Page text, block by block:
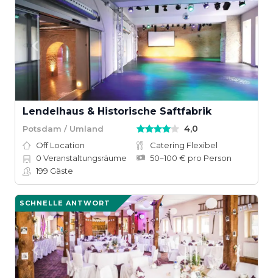
Lendelhaus & Historische Saftfabrik
Potsdam / Umland 4,0
Off Location
Catering Flexibel
0 Veranstaltungsräume
50–100 € pro Person
199 Gäste
SCHNELLE ANTWORT